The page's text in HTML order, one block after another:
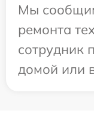
Мы
ремонта
сотрудник
домой или